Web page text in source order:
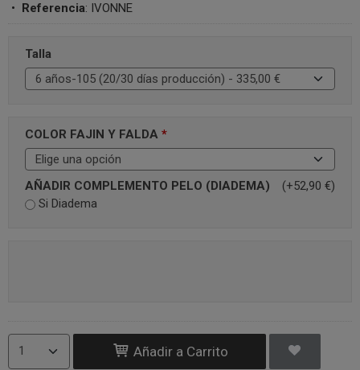
• Referencia: IVONNE
Talla
COLOR FAJIN Y FALDA *
AÑADIR COMPLEMENTO PELO (DIADEMA)
(+52,90 €)
Si Diadema
Añadir a Carrito